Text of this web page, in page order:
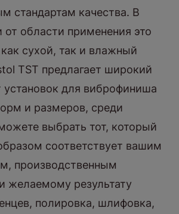
стандартам качества. В
от области применения это
сухой, так и влажный
TST предлагает широкий
установок для виброфиниша
и размеров, среди
выбрать тот, который
соответствует вашим
производственным
желаемому результату
полировка, шлифовка,